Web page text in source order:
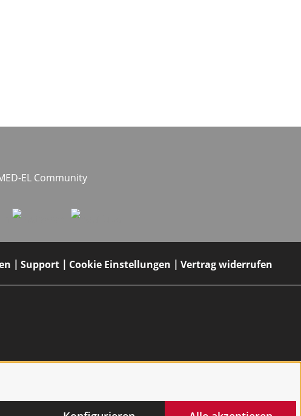
EL Community
Support Cookie Einstellungen Vertrag widerrufen